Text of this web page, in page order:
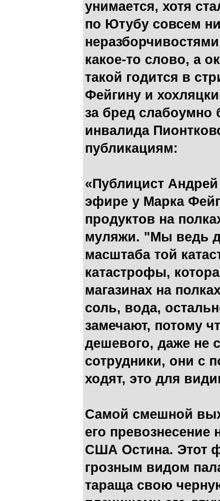
унимается, хотя
по Ютубу совсем
какое-то слово, а
такой годится в
Фейгину и
за бред слабоумно
инвалида
публикациям:
«Публицист
эфире у Марка
продуктов на
муляжи. "Мы ведь
масштаба той
катастрофы,
магазинах на
соль, вода,
замечают, потому
дешевого, даже не
сотрудники, они с
ходят, это для
Самой смешной
его
США Остина. Этот
грозным видом
тараща свою